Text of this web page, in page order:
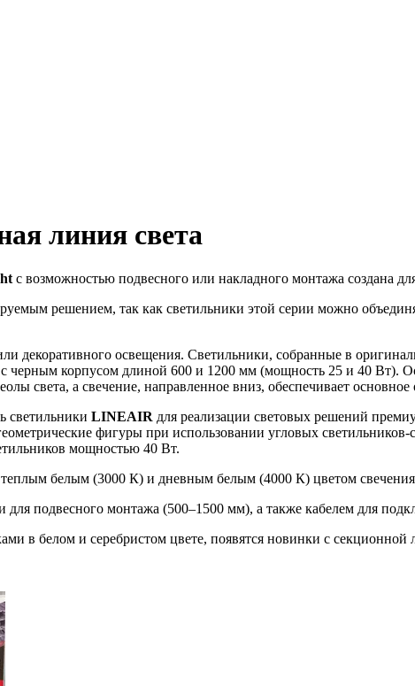
линия света
с возможностью подвесного или накладного монтажа создана
решением, так как светильники этой серии можно
декоративного освещения. Светильники, собранные в
корпусом длиной 600 и 1200 мм (мощность 25 и 40 Вт).
света, а свечение, направленное вниз, обеспечивает
светильники LINEAIR для реализации световых решений
фигуры при использовании угловых светильников-
мощностью 40 Вт.
белым (3000 К) и дневным белым (4000 К) цветом
для подвесного монтажа (500–1500 мм), а также кабелем для
в белом и серебристом цвете, появятся новинки с